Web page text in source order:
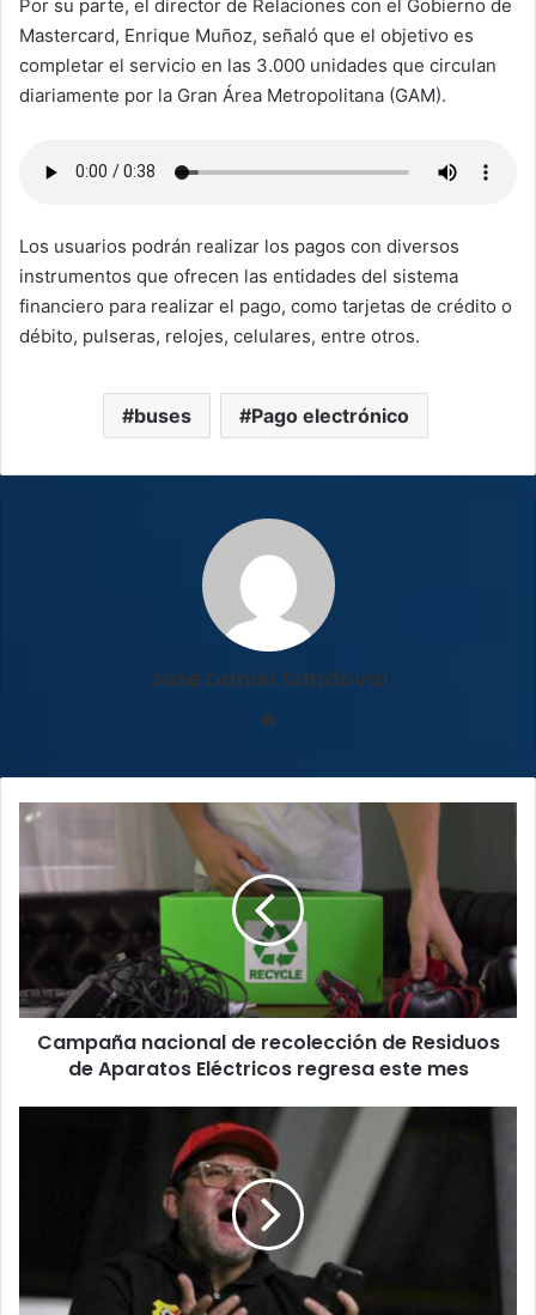
Por su parte, el director de Relaciones con el Gobierno de
Mastercard, Enrique Muñoz, señaló que el objetivo es
completar el servicio en las 3.000 unidades que circulan
diariamente por la Gran Área Metropolitana (GAM).
Los usuarios podrán realizar los pagos con diversos
instrumentos que ofrecen las entidades del sistema
financiero para realizar el pago, como tarjetas de crédito o
débito, pulseras, relojes, celulares, entre otros.
buses Pago electrónico
Jose Daniel Sandoval
Campaña
nacional
de
recolección
Residuos
Aparatos
Eléctricos
regresa
Campaña nacional de recolección de Residuos
de Aparatos Eléctricos regresa este mes
exjugadores